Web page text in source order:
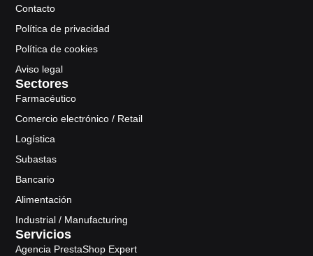
Contacto
Política de privacidad
Política de cookies
Aviso legal
Sectores
Farmacéutico
Comercio electrónico / Retail
Logística
Subastas
Bancario
Alimentación
Industrial / Manufacturing
Servicios
Agencia PrestaShop Expert